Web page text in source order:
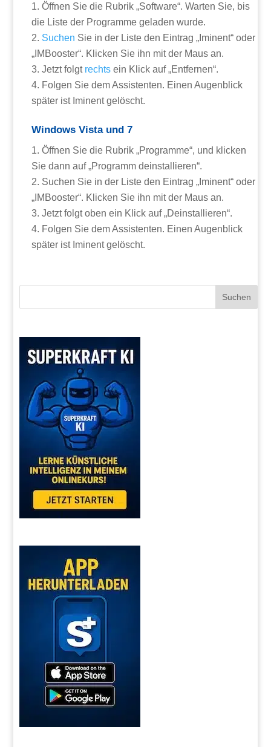
Öffnen Sie die Rubrik „Software“. Warten Sie, bis
die Liste der Programme geladen wurde.
Suchen Sie in der Liste den Eintrag „Iminent“ oder
„IMBooster“. Klicken Sie ihn mit der Maus an.
Jetzt folgt rechts ein Klick auf „Entfernen“.
Folgen Sie dem Assistenten. Einen Augenblick
später ist Iminent gelöscht.
Windows Vista und 7
Öffnen Sie die Rubrik „Programme“, und klicken
Sie dann auf „Programm deinstallieren“.
Suchen Sie in der Liste den Eintrag „Iminent“ oder
„IMBooster“. Klicken Sie ihn mit der Maus an.
Jetzt folgt oben ein Klick auf „Deinstallieren“.
Folgen Sie dem Assistenten. Einen Augenblick
später ist Iminent gelöscht.